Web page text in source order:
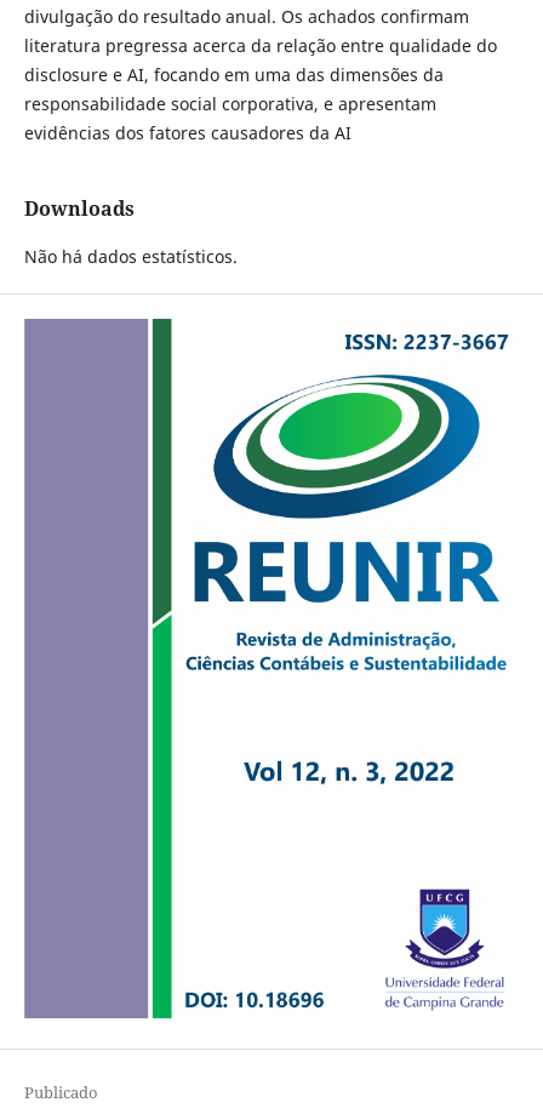
divulgação do resultado anual. Os achados confirmam
literatura pregressa acerca da relação entre qualidade do
disclosure e AI, focando em uma das dimensões da
responsabilidade social corporativa, e apresentam
evidências dos fatores causadores da AI
Downloads
Não há dados estatísticos.
Publicado